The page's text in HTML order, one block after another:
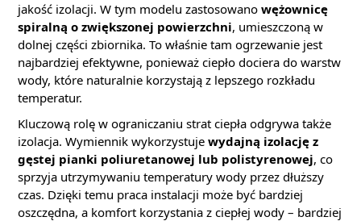
jakość izolacji. W tym modelu zastosowano wężownicę
spiralną o zwiększonej powierzchni, umieszczoną w
dolnej części zbiornika. To właśnie tam ogrzewanie jest
najbardziej efektywne, ponieważ ciepło dociera do warstw
wody, które naturalnie korzystają z lepszego rozkładu
temperatur.
Kluczową rolę w ograniczaniu strat ciepła odgrywa także
izolacja. Wymiennik wykorzystuje wydajną izolację z
gęstej pianki poliuretanowej lub polistyrenowej, co
sprzyja utrzymywaniu temperatury wody przez dłuższy
czas. Dzięki temu praca instalacji może być bardziej
oszczędna, a komfort korzystania z ciepłej wody – bardziej